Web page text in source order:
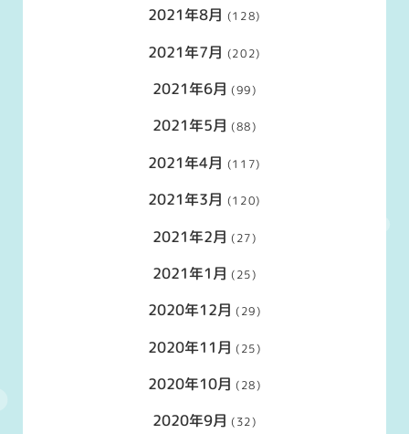
2021年8月 (128)
2021年7月 (202)
2021年6月 (99)
2021年5月 (88)
2021年4月 (117)
2021年3月 (120)
2021年2月 (27)
2021年1月 (25)
2020年12月 (29)
2020年11月 (25)
2020年10月 (28)
2020年9月 (32)